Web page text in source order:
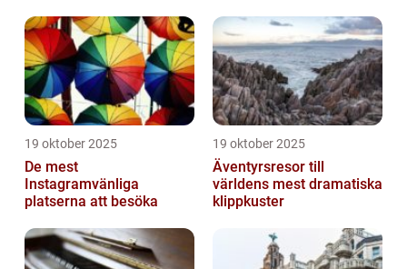
19 oktober 2025
De mest
Instagramvänliga
platserna att besöka
19 oktober 2025
Äventyrsresor till
världens mest dramatiska
klippkuster